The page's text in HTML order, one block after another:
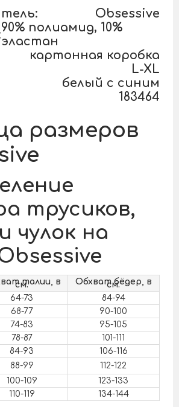
Obsessive
90% полиамид, 10%
эластан
картонная коробка
L-XL
белый с синим
183464
размеров
трусиков,
чулок на
талии, в
см. Обхват бёдер, в
см.
64-73
84-94
68-77
90-100
74-83
95-105
78-87
101-111
84-93
106-116
88-99
112-122
100-109
123-133
110-119 134-144